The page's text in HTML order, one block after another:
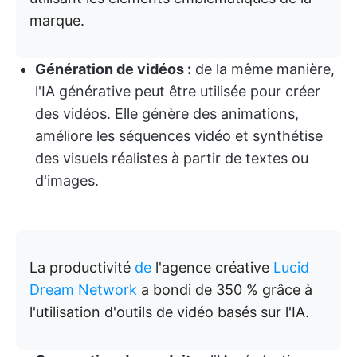
marque.
Génération de vidéos : de la même manière,
l'IA générative peut être utilisée pour créer
des vidéos. Elle génère des animations,
améliore les séquences vidéo et synthétise
des visuels réalistes à partir de textes ou
d'images.
La productivité de l'agence créative Lucid
Dream Network a bondi de 350 % grâce à
l'utilisation d'outils de vidéo basés sur l'IA.